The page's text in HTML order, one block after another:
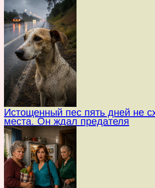
Истощенный пес пять дней не
места. Он ждал предателя